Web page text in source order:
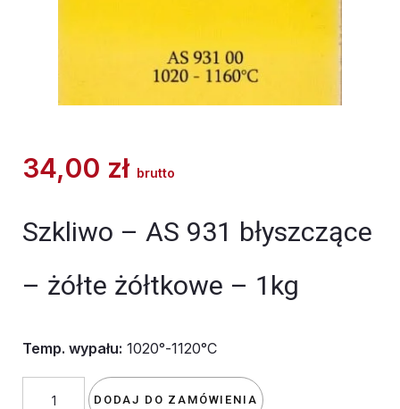
34,00 zł brutto
Szkliwo – AS 931 błyszczące
– żółte żółtkowe – 1kg
Temp. wypału: 1020°-1120°C
DODAJ DO ZAMÓWIENIA